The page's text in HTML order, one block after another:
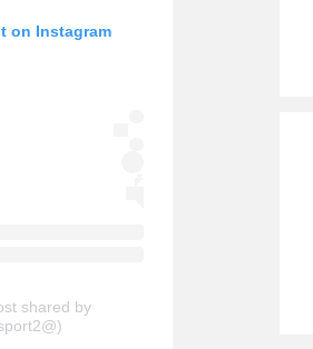
on Instagram
(@sport1sport2)